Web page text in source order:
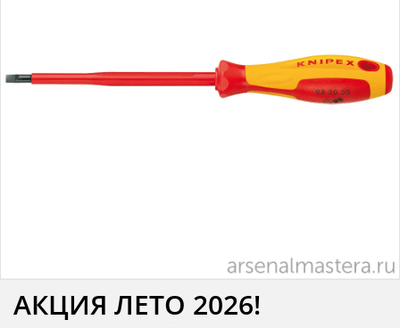
АКЦИЯ ЛЕТО 2026!